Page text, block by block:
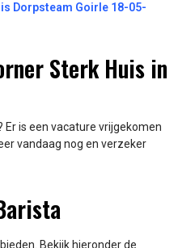
Dorpsteam Goirle 18-05-
Sterk Huis in
Er is een vacature vrijgekomen
vandaag nog en verzeker
Bekijk hieronder de